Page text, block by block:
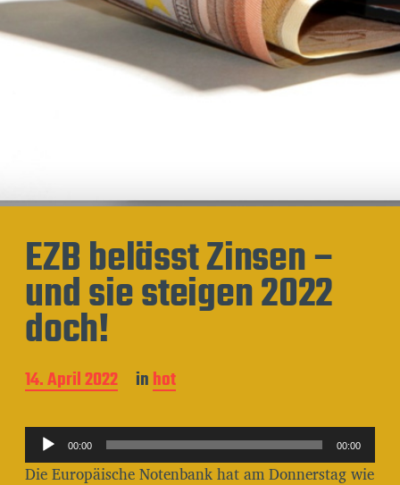
EZB belässt Zinsen –
und sie steigen 2022
doch!
B
e
t
a
14. April 2022 inhot
u
00:00 00:00
Die Europäische Notenbank hat am Donnerstag wie